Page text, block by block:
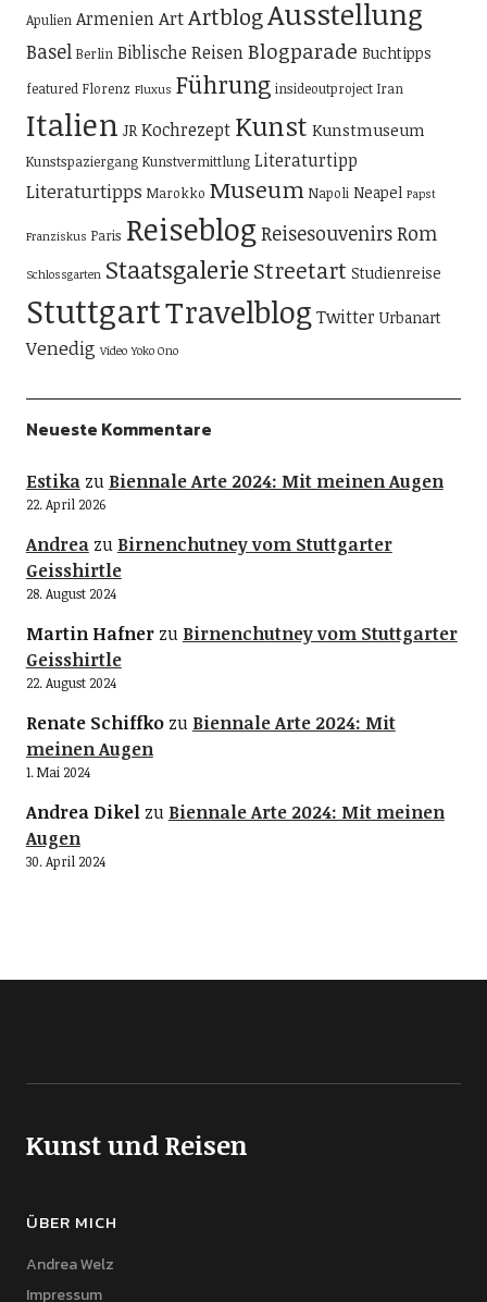
Apulien ArmenienArtArtblogAusstellung
Basel Berlin Biblische ReisenBlogparade Buchtipps
featured Florenz Fluxus Führung insideoutproject Iran
Italien JR Kochrezept Kunst Kunstmuseum
Kunstspaziergang Kunstvermittlung Literaturtipp
Literaturtipps Marokko Museum Napoli Neapel Papst
Franziskus Paris Reiseblog ReisesouvenirsRom
Schlossgarten Staatsgalerie Streetart Studienreise
StuttgartTravelblog Twitter Urbanart
Venedig Video Yoko Ono
Neueste Kommentare
Estikazu Biennale Arte 2024: Mit meinen Augen
22. April 2026
Andreazu Birnenchutney vom Stuttgarter
Geisshirtle
28. August 2024
Martin Hafnerzu Birnenchutney vom Stuttgarter
Geisshirtle
22. August 2024
Renate Schiffkozu Biennale Arte 2024: Mit
meinen Augen
1. Mai 2024
Andrea Dikelzu Biennale Arte 2024: Mit meinen
Augen
30. April 2024
Kunst und Reisen
ÜBER MICH
Andrea Welz
Impressum